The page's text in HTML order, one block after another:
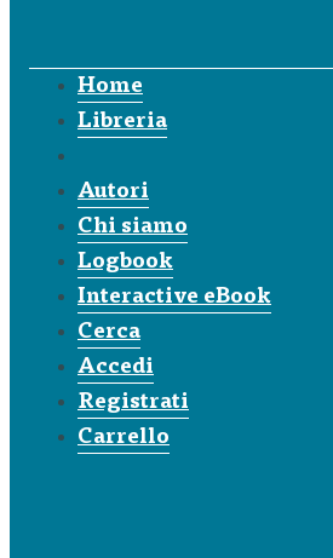
Home
Libreria
Autori
Chi siamo
Logbook
Interactive eBook
Cerca
Accedi
Registrati
Carrello